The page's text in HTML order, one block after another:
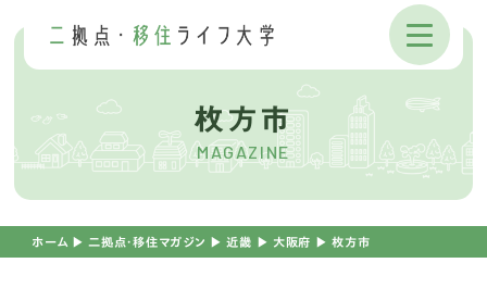
枚方市
MAGAZINE
ホーム ▶︎ 二拠点・移住マガジン ▶︎近畿 ▶︎ 大阪府 ▶︎枚方市